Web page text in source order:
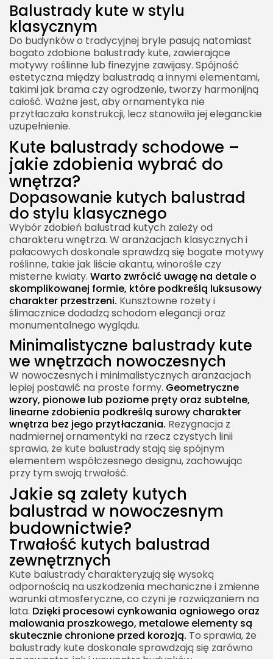
Balustrady kute w stylu
klasycznym
Do budynków o tradycyjnej bryle pasują natomiast
bogato zdobione balustrady kute, zawierające
motywy roślinne lub finezyjne zawijasy. Spójność
estetyczna między balustradą a innymi elementami,
takimi jak brama czy ogrodzenie, tworzy harmonijną
całość. Ważne jest, aby ornamentyka nie
przytłaczała konstrukcji, lecz stanowiła jej eleganckie
uzupełnienie.
Kute balustrady schodowe –
jakie zdobienia wybrać do
wnętrza?
Dopasowanie kutych balustrad
do stylu klasycznego
Wybór zdobień balustrad kutych zależy od
charakteru wnętrza. W aranżacjach klasycznych i
pałacowych doskonale sprawdzą się bogate motywy
roślinne, takie jak liście akantu, winorośle czy
misterne kwiaty. Warto zwrócić uwagę na detale o
skomplikowanej formie, które podkreślą luksusowy
charakter przestrzeni. Kunsztowne rozety i
ślimacznice dodadzą schodom elegancji oraz
monumentalnego wyglądu.
Minimalistyczne balustrady kute
we wnętrzach nowoczesnych
W nowoczesnych i minimalistycznych aranżacjach
lepiej postawić na proste formy. Geometryczne
wzory, pionowe lub poziome pręty oraz subtelne,
linearne zdobienia podkreślą surowy charakter
wnętrza bez jego przytłaczania. Rezygnacja z
nadmiernej ornamentyki na rzecz czystych linii
sprawia, że kute balustrady stają się spójnym
elementem współczesnego designu, zachowując
przy tym swoją trwałość.
Jakie są zalety kutych
balustrad w nowoczesnym
budownictwie?
Trwałość kutych balustrad
zewnętrznych
Kute balustrady charakteryzują się wysoką
odpornością na uszkodzenia mechaniczne i zmienne
warunki atmosferyczne, co czyni je rozwiązaniem na
lata. Dzięki procesowi cynkowania ogniowego oraz
malowania proszkowego, metalowe elementy są
skutecznie chronione przed korozją. To sprawia, że
balustrady kute doskonale sprawdzają się zarówno